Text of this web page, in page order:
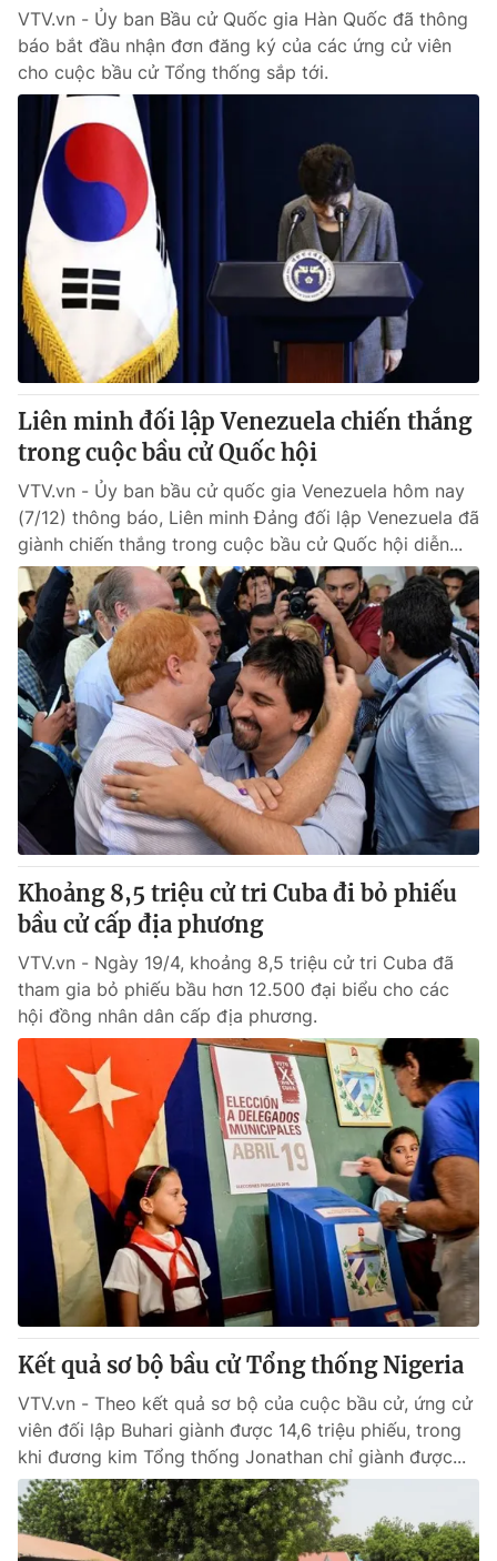
VTV.vn - Ủy ban Bầu cử Quốc gia Hàn Quốc đã thông
báo bắt đầu nhận đơn đăng ký của các ứng cử viên
cho cuộc bầu cử Tổng thống sắp tới.
Liên minh đối lập Venezuela chiến thắng
trong cuộc bầu cử Quốc hội
VTV.vn - Ủy ban bầu cử quốc gia Venezuela hôm nay
(7/12) thông báo, Liên minh Đảng đối lập Venezuela đã
giành chiến thắng trong cuộc bầu cử Quốc hội diễn...
Khoảng 8,5 triệu cử tri Cuba đi bỏ phiếu
bầu cử cấp địa phương
VTV.vn - Ngày 19/4, khoảng 8,5 triệu cử tri Cuba đã
tham gia bỏ phiếu bầu hơn 12.500 đại biểu cho các
hội đồng nhân dân cấp địa phương.
Kết quả sơ bộ bầu cử Tổng thống Nigeria
VTV.vn - Theo kết quả sơ bộ của cuộc bầu cử, ứng cử
viên đối lập Buhari giành được 14,6 triệu phiếu, trong
khi đương kim Tổng thống Jonathan chỉ giành được...